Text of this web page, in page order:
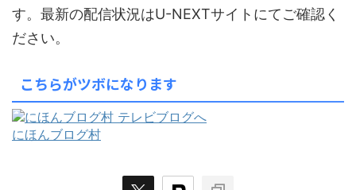
す。最新の配信状況はU-NEXTサイトにてご確認く
ださい。
こちらがツボになります
にほんブログ村